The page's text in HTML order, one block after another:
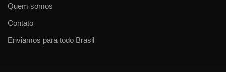
Quem somos
Contato
Enviamos para todo Brasil